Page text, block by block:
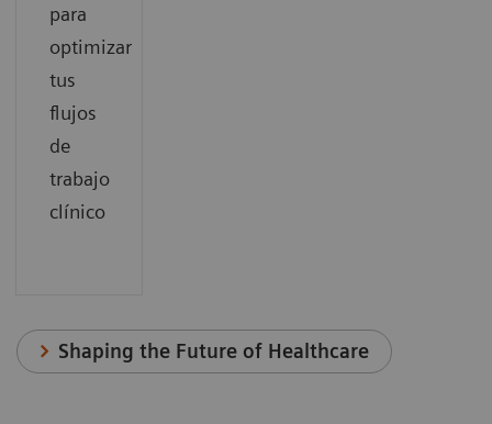
para
optimizar
tus
flujos
de
trabajo
clínico
Shaping the Future of Healthcare